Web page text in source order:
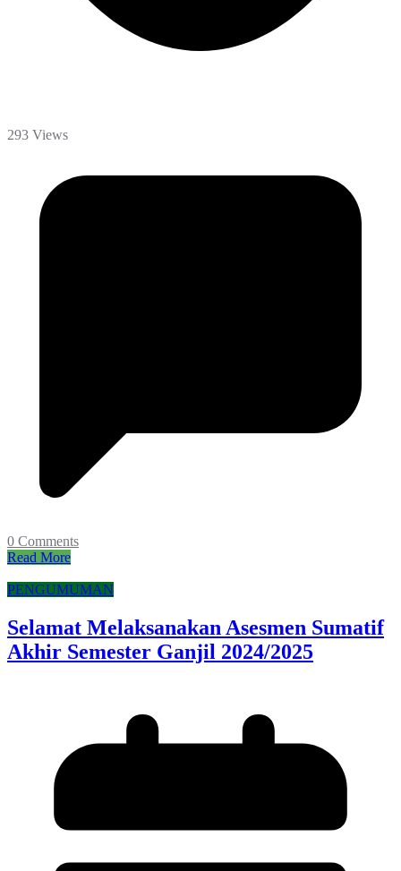
293 Views
0 Comments
Read More
PENGUMUMAN
Selamat Melaksanakan Asesmen Sumatif
Akhir Semester Ganjil 2024/2025